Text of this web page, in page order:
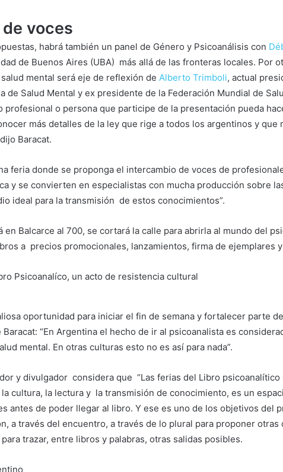
voces
habrá también un panel de Género y Psicoanálisis con
de Buenos Aires (UBA) más allá de las fronteras locales. Por
mental será eje de reflexión de Alberto Trimboli, actual
de Salud Mental y ex presidente de la Federación Mundial de
profesional o persona que participe de la presentación pueda
más detalles de la ley que rige a todos los argentinos y que
Baracat.
feria donde se proponga el intercambio de voces de
y se convierten en especialistas con mucha producción sobre
ideal para la transmisión de estos conocimientos”.
en Balcarce al 700, se cortará la calle para abrirla al mundo del
a precios promocionales, lanzamientos, firma de ejemplares
oportunidad para iniciar el fin de semana y fortalecer parte
Baracat: “En Argentina el hecho de ir al psicoanalista es
mental. En otras culturas esto no es así para nada”.
y divulgador considera que “Las ferias del Libro
cultura, la lectura y la transmisión de conocimiento, es un
antes de poder llegar al libro. Y ese es uno de los objetivos del
a través del encuentro, a través de lo plural para proponer otras
trazar, entre libros y palabras, otras salidas posibles.